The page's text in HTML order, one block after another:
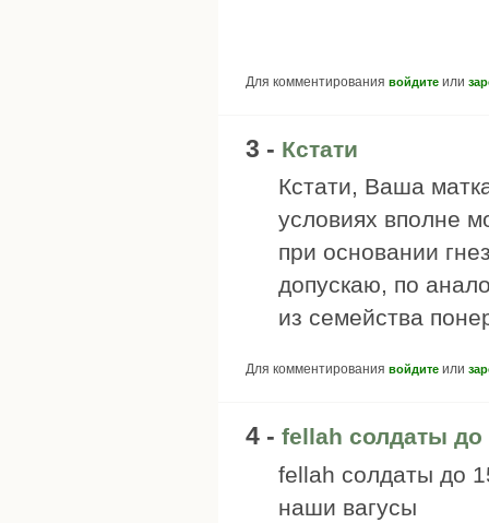
Для комментирования войдите или
3 - Кстати
Кстати, Ваша
условиях вполне
при основании
допускаю, по
из семейства
Для комментирования войдите или
4 - fellah солдаты до
fellah солдаты до
наши вагусы